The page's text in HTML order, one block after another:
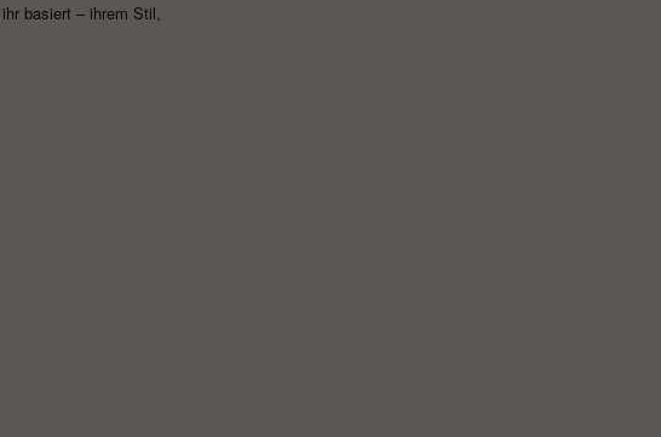
basiert – ihrem Stil,